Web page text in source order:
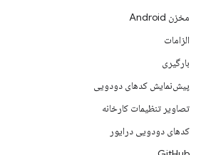
مخزن Android
الزامات
بارگیری
پیش‌نمایش کدهای دودویی
تصاویر تنظیمات کارخانه
کدهای دودویی درایور